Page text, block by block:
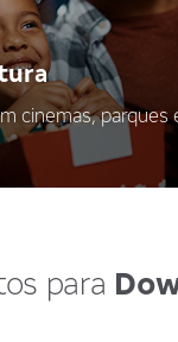
cinemas, parques
para